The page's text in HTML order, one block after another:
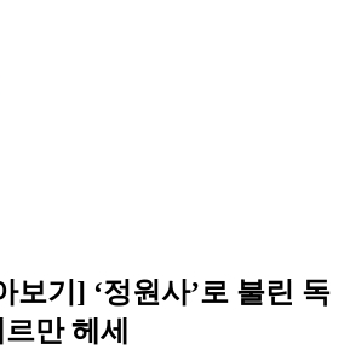
보기] ‘정원사’로 불린 독
만 헤세